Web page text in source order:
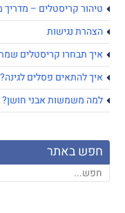
טיהור קריסטלים – מדריך
הצהרת נגישות
איך תבחרו קריסטלים
איך להתאים פסלים לגינה?
למה משמשות אבני חושן?
חפש באתר